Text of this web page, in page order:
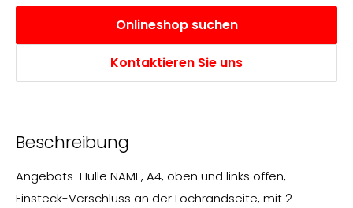
Onlineshop suchen
Kontaktieren Sie uns
Beschreibung
Angebots-Hülle NAME, A4, oben und links offen,
Einsteck-Verschluss an der Lochrandseite, mit 2